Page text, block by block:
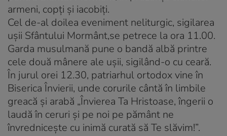
armeni, copţi şi iacobiţi.
Cel de-al doilea eveniment neliturgic, sigilarea
uşii Sfântului Mormânt,se petrece la ora 11.00.
Garda musulmană pune o bandă albă printre
cele două mânere ale uşii, sigilând-o cu ceară.
În jurul orei 12.30, patriarhul ortodox vine în
Biserica Învierii, unde corurile cântă în limbile
greacă şi arabă „Învierea Ta Hristoase, îngerii o
laudă în ceruri şi pe noi pe pământ ne
învredniceşte cu inimă curată să Te slăvim!”.